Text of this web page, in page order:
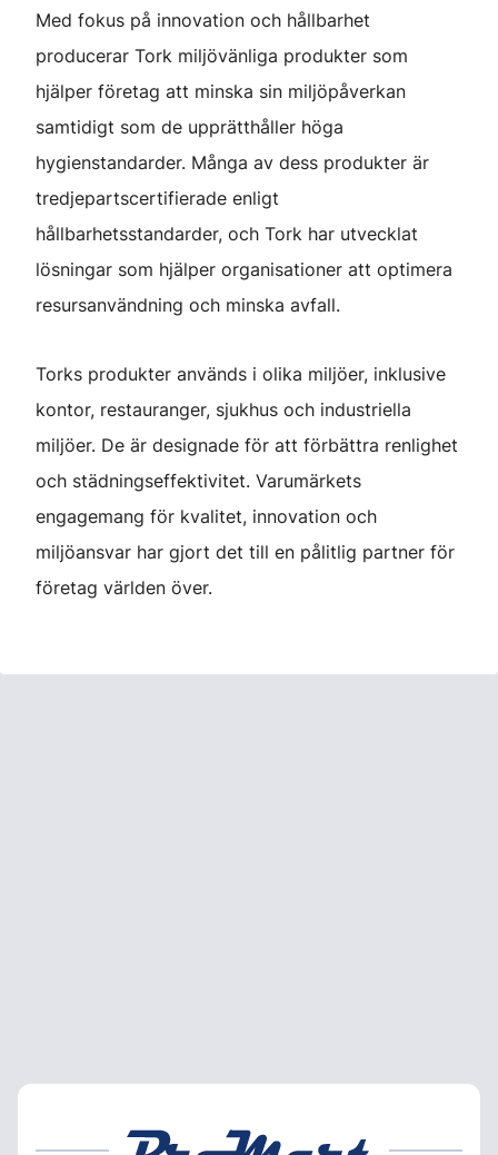
Med fokus på innovation och hållbarhet
producerar Tork miljövänliga produkter som
hjälper företag att minska sin miljöpåverkan
samtidigt som de upprätthåller höga
hygienstandarder. Många av dess produkter är
tredjepartscertifierade enligt
hållbarhetsstandarder, och Tork har utvecklat
lösningar som hjälper organisationer att optimera
resursanvändning och minska avfall.
Torks produkter används i olika miljöer, inklusive
kontor, restauranger, sjukhus och industriella
miljöer. De är designade för att förbättra renlighet
och städningseffektivitet. Varumärkets
engagemang för kvalitet, innovation och
miljöansvar har gjort det till en pålitlig partner för
företag världen över.